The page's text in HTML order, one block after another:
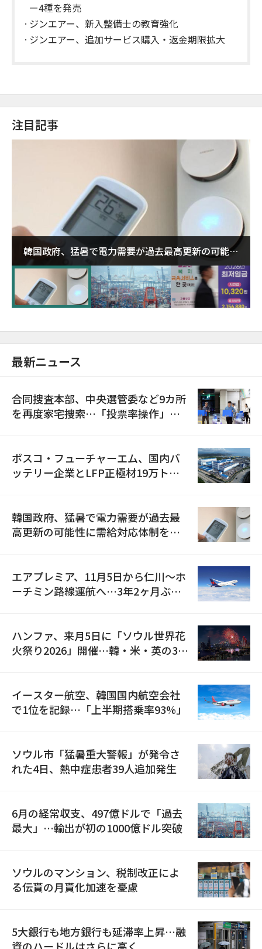
ー4種を発売
ジンエアー、新入整備士の教育強化
ジンエアー、追加サービス購入・返金期限拡大
注目記事
韓国政府、猛暑で電力需要が過去最高更新の可能性
に需給対応体制を点検
最新ニュース
合同捜査本部、中央選管委など9カ所
を再度家宅捜索…「投票率操作」の
ポスコ・フューチャーエム、国内バ
ッテリー企業とLFP正極材19万トン
韓国政府、猛暑で電力需要が過去最
高更新の可能性に需給対応体制を点
エアプレミア、11月5日から仁川〜ホ
ーチミン路線運航へ…3年2ヶ月ぶり
ハンファ、来月5日に「ソウル世界花
火祭り2026」開催…韓・米・英の3カ
イースター航空、韓国国内航空会社
で1位を記録…「上半期搭乗率93%」
ソウル市「猛暑重大警報」が発令さ
れた4日、熱中症患者39人追加発生
6月の経常収支、497億ドルで「過去
最大」…輸出が初の1000億ドル突破
ソウルのマンション、税制改正によ
る伝貰の月貰化加速を憂慮
5大銀行も地方銀行も延滞率上昇…融